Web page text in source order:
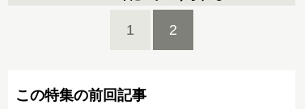
1 2
この特集の前回記事